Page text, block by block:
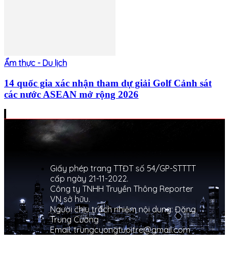
Ẩm thực - Du lịch
14 quốc gia xác nhận tham dự giải Golf Cảnh sát
các nước ASEAN mở rộng 2026
Giấy phép trang TTĐT số 54/GP-STTTT
cấp ngày 21-11-2022.
Công ty TNHH Truyền Thông Reporter
VN sở hữu.
Người chịu trách nhiệm nội dung: Đặng
Trung Cường
Email: trungcuongtuoitre@gmail.com